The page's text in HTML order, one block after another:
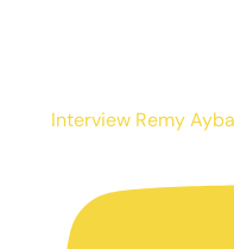
Interview Remy